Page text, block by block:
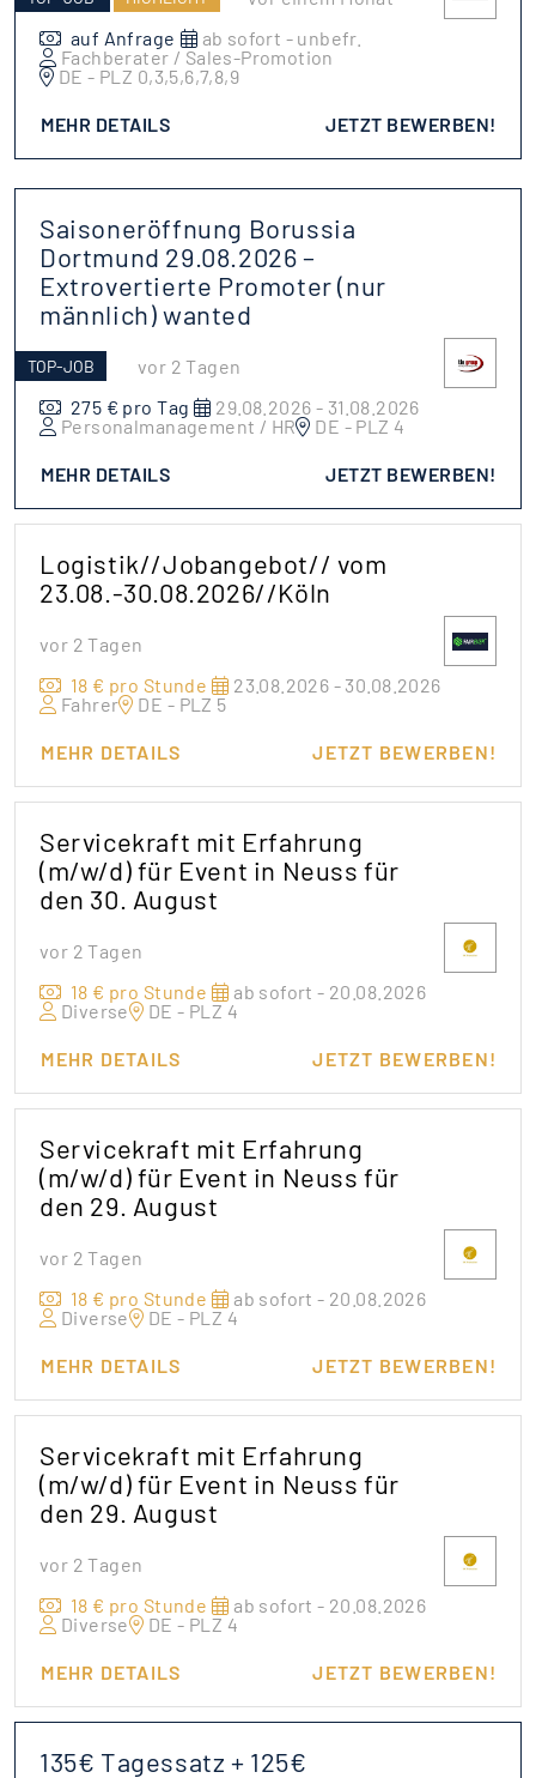
auf Anfrage
ab sofort - unbefr.
Fachberater / Sales-Promotion
DE - PLZ 0,3,5,6,7,8,9
MEHR DETAILS JETZT BEWERBEN!
Saisoneröffnung Borussia
Dortmund 29.08.2026 –
Extrovertierte Promoter (nur
männlich) wanted
TOP-JOB
vor 2 Tagen
275 € pro Tag
29.08.2026 - 31.08.2026
Personalmanagement / HR
DE - PLZ 4
MEHR DETAILS JETZT BEWERBEN!
Logistik//Jobangebot// vom
23.08.-30.08.2026//Köln
vor 2 Tagen
18 € pro Stunde
23.08.2026 - 30.08.2026
Fahrer
DE - PLZ 5
MEHR DETAILS JETZT BEWERBEN!
Servicekraft mit Erfahrung
(m/w/d) für Event in Neuss für
den 30. August
vor 2 Tagen
18 € pro Stunde
ab sofort - 20.08.2026
Diverse
DE - PLZ 4
MEHR DETAILS JETZT BEWERBEN!
Servicekraft mit Erfahrung
(m/w/d) für Event in Neuss für
den 29. August
vor 2 Tagen
18 € pro Stunde
ab sofort - 20.08.2026
Diverse
DE - PLZ 4
MEHR DETAILS JETZT BEWERBEN!
Servicekraft mit Erfahrung
(m/w/d) für Event in Neuss für
den 29. August
vor 2 Tagen
18 € pro Stunde
ab sofort - 20.08.2026
Diverse
DE - PLZ 4
MEHR DETAILS JETZT BEWERBEN!
135€ Tagessatz + 125€